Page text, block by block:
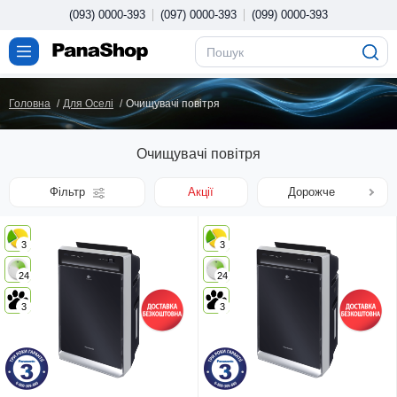
(093) 0000-393 (097) 0000-393 (099) 0000-393
Головна Для Оселі Очищувачі повітря
Очищувачі повітря
Фільтр Акції Дорожче
3
24
3
3
24
3